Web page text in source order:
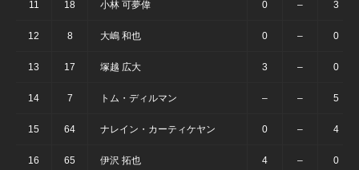
11 18 小林 可夢偉 0 – 3
12 8 大嶋 和也 0 – 0
13 17 塚越 広大 3 – 0
14 7 トム・ディルマン – – 5
15 64 ナレイン・カーティケヤン 0 – 4
16 65 伊沢 拓也 4 – 0